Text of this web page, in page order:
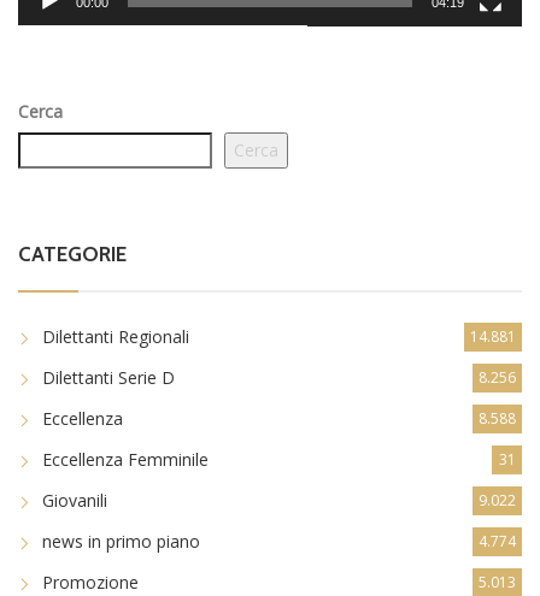
Cerca
Cerca
CATEGORIE
Dilettanti Regionali 14.881
Dilettanti Serie D 8.256
Eccellenza 8.588
Eccellenza Femminile 31
Giovanili 9.022
news in primo piano 4.774
Promozione 5.013